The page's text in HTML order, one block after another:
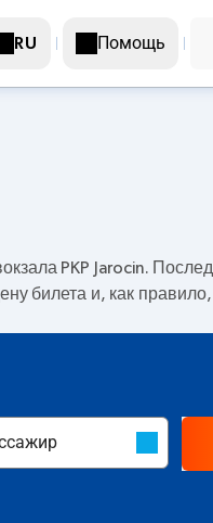
RU Помощь
PKP Jarocin.
билета и, как